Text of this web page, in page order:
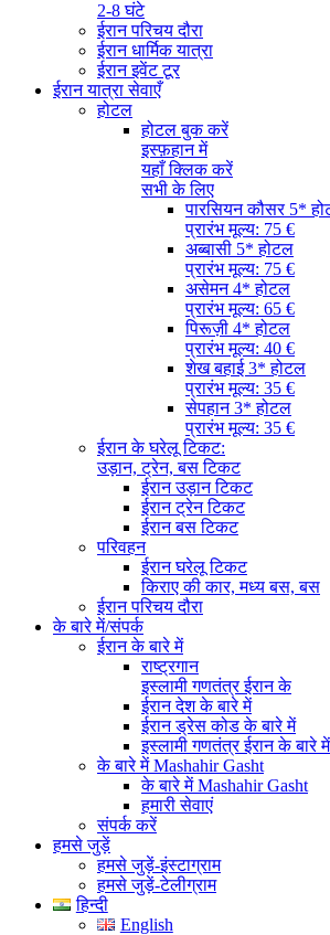
2-8 घंटे
ईरान परिचय दौरा
ईरान धार्मिक यात्रा
ईरान इवेंट टूर
ईरान यात्रा सेवाएँ
होटल
होटल बुक करें
इस्फ़हान में
यहाँ क्लिक करें
सभी के लिए
पारसियन कौसर 5*
प्रारंभ मूल्य: 75 €
अब्बासी 5* होटल
प्रारंभ मूल्य: 75 €
असेमन 4* होटल
प्रारंभ मूल्य: 65 €
पिरूज़ी 4* होटल
प्रारंभ मूल्य: 40 €
शेख बहाई 3* होटल
प्रारंभ मूल्य: 35 €
सेपहान 3* होटल
प्रारंभ मूल्य: 35 €
ईरान के घरेलू टिकट:
उड़ान, ट्रेन, बस टिकट
ईरान उड़ान टिकट
ईरान ट्रेन टिकट
ईरान बस टिकट
परिवहन
ईरान घरेलू टिकट
किराए की कार, मध्य बस, बस
ईरान परिचय दौरा
के बारे में/संपर्क
ईरान के बारे में
राष्ट्रगान
इस्लामी गणतंत्र ईरान के
ईरान देश के बारे में
ईरान ड्रेस कोड के बारे में
इस्लामी गणतंत्र ईरान के बारे में
के बारे में Mashahir Gasht
के बारे में Mashahir Gasht
हमारी सेवाएं
संपर्क करें
हमसे जुड़ें
हमसे जुड़ें-इंस्टाग्राम
हमसे जुड़ें-टेलीग्राम
हिन्दी
English